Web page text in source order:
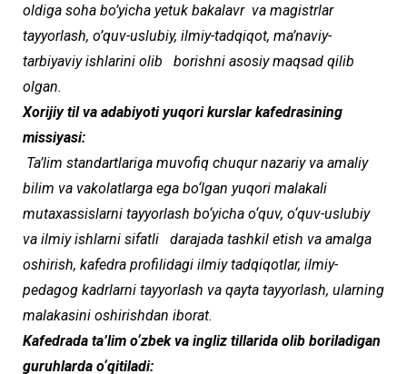
oldiga soha bo’yicha yetuk bakalavr va magistrlar
tayyorlash, o’quv-uslubiy, ilmiy-tadqiqot, ma’naviy-
tarbiyaviy ishlarini olib borishni asosiy maqsad qilib
olgan.
Xorijiy til va adabiyoti yuqori kurslar kafedrasining
missiyasi:
Ta’lim standartlariga muvofiq chuqur nazariy va amaliy
bilim va vakolatlarga ega bo‘lgan yuqori malakali
mutaxassislarni tayyorlash bo‘yicha o‘quv, o‘quv-uslubiy
va ilmiy ishlarni sifatli darajada tashkil etish va amalga
oshirish, kafedra profilidagi ilmiy tadqiqotlar, ilmiy-
pedagog kadrlarni tayyorlash va qayta tayyorlash, ularning
malakasini oshirishdan iborat.
Kafedrada ta’lim o‘zbek va ingliz tillarida olib boriladigan
guruhlarda o‘qitiladi: